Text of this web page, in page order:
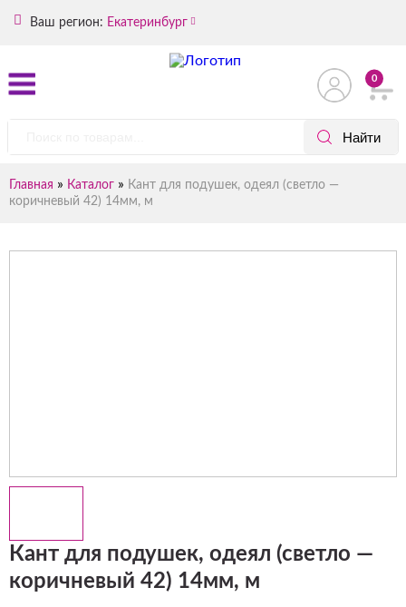
Ваш регион: Екатеринбург
0
Главная » Каталог » Кант для подушек, одеял (светло —
коричневый 42) 14мм, м
Кант для подушек, одеял (светло —
коричневый 42) 14мм, м